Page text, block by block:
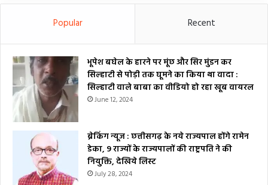
Popular Recent
भूपेश बघेल के हारने पर मूंछ और सिर मुंडन कर
सिल्हाटी से पोड़ी तक घूमने का किया था वादा :
सिल्हाटी वाले बाबा का वीडियो हो रहा खूब वायरल
June 12, 2024
ब्रेकिंग न्यूज : छत्तीसगढ़ के नये राज्यपाल होंगे रामेन
डेका, 9 राज्यों के राज्यपालों की राष्ट्रपति ने की
नियुक्ति, देखिये लिस्ट
July 28, 2024